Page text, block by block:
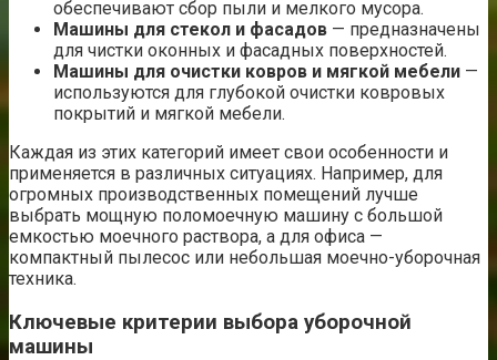
обеспечивают сбор пыли и мелкого мусора.
Машины для стекол и фасадов — предназначены
для чистки оконных и фасадных поверхностей.
Машины для очистки ковров и мягкой мебели —
используются для глубокой очистки ковровых
покрытий и мягкой мебели.
Каждая из этих категорий имеет свои особенности и
применяется в различных ситуациях. Например, для
огромных производственных помещений лучше
выбрать мощную поломоечную машину с большой
емкостью моечного раствора, а для офиса —
компактный пылесос или небольшая моечно-уборочная
техника.
Ключевые критерии выбора уборочной
машины